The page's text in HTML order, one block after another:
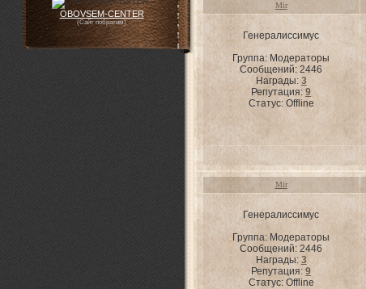
OBOVSEM-CENTER
(Сайт побратим)
Mir
Генералиссимус
Группа: Модераторы
Сообщений:2446
Награды: 3
Репутация:9
Статус: Offline
Mir
Генералиссимус
Группа: Модераторы
Сообщений:2446
Награды: 3
Репутация:9
Статус: Offline